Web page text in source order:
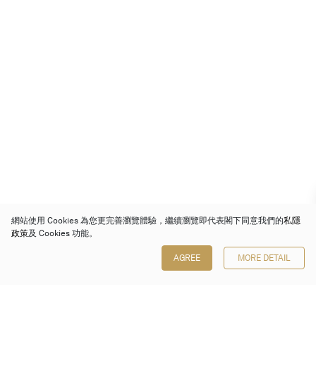
網站使用 Cookies 為您更完善瀏覽體驗，繼續瀏覽即代表閣下同意我們的私隱
政策及 Cookies 功能。
AGREE MORE DETAIL